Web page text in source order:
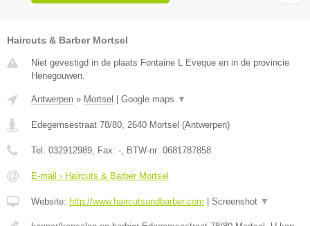
Haircuts & Barber Mortsel
Niet gevestigd in de plaats Fontaine L Eveque en in de provincie
Henegouwen.
Antwerpen » Mortsel Google maps ▼
Edegemsestraat 78/80, 2640 Mortsel (Antwerpen)
Tel: 032912989, Fax: -, BTW-nr: 0681787858
E-mail › Haircuts & Barber Mortsel
Website: http://www.haircutsandbarber.com Screenshot ▼